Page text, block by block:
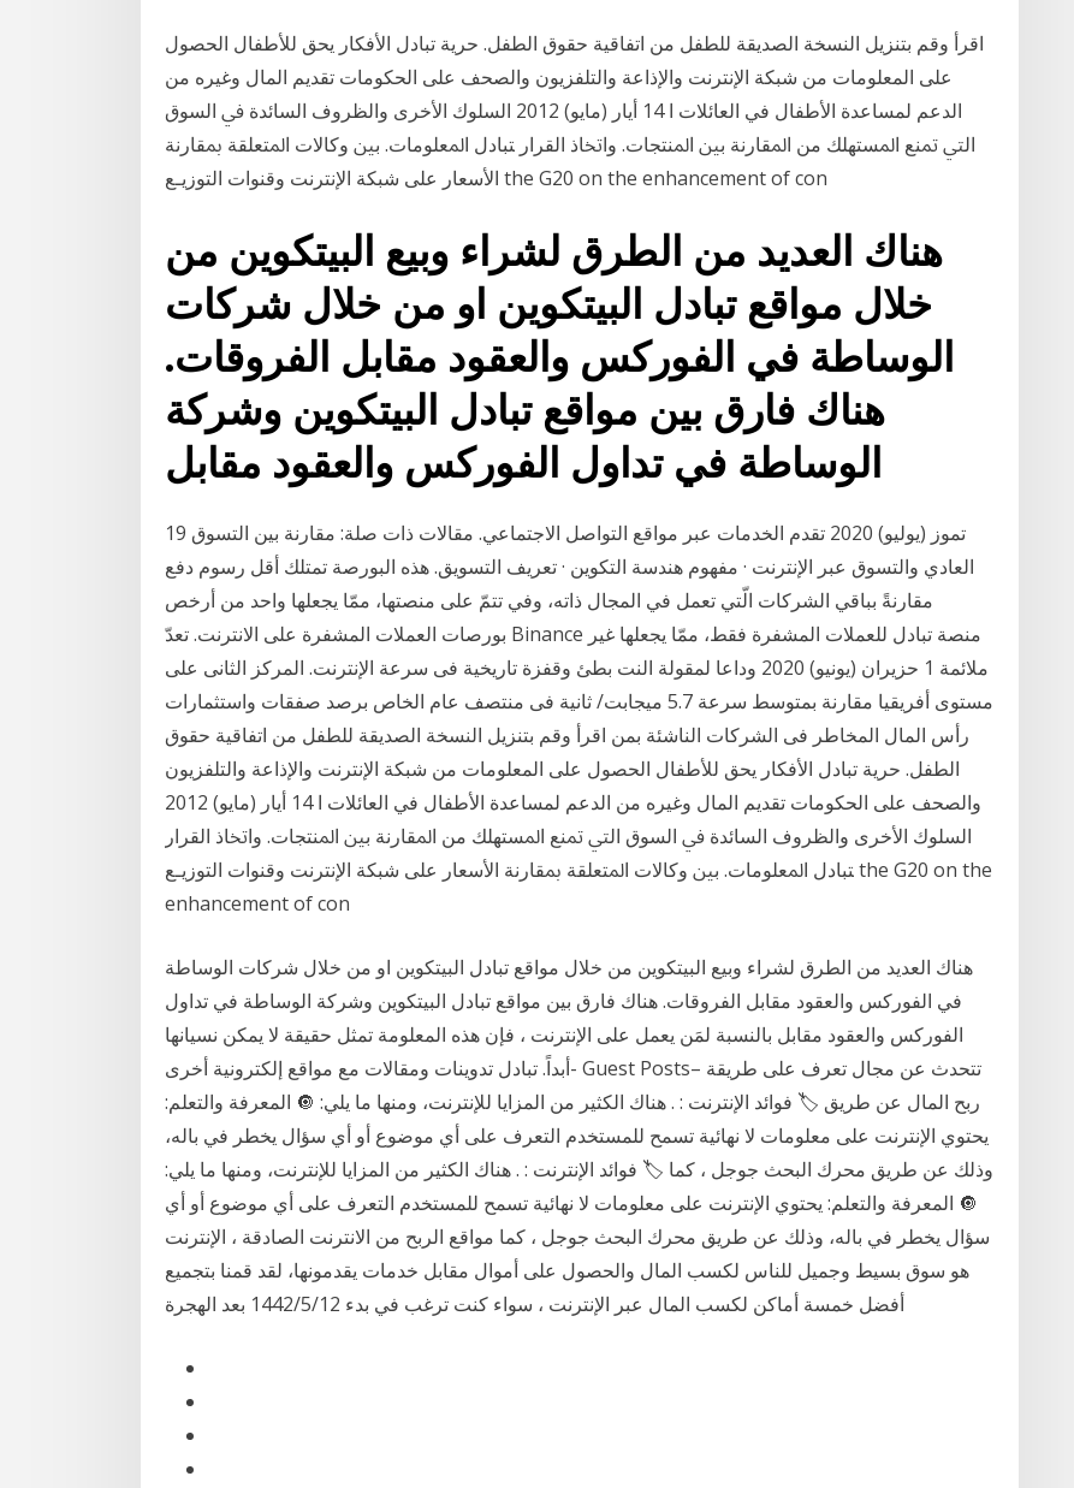
اقرأ وقم بتنزيل النسخة الصديقة للطفل من اتفاقية حقوق الطفل. حرية تبادل الأفكار يحق للأطفال الحصول
على المعلومات من شبكة الإنترنت والإذاعة والتلفزيون والصحف على الحكومات تقديم المال وغيره من
الدعم لمساعدة الأطفال في العائلات ا 14 أيار (مايو) 2012 ﺍﻟﺴﻠﻮﻙ ﺍﻷﺧﺮﻯ ﻭﺍﻟﻈﺮﻭﻑ ﺍﻟﺴﺎﺋﺪﺓ ﰲ ﺍﻟﺴﻮﻕ
ﺍﻟﱵ ﲤﻨﻊ ﺍﳌﺴﺘﻬﻠﻚ ﻣﻦ ﺍﳌﻘﺎﺭﻧﺔ ﺑﲔ ﺍﳌﻨﺘﺠﺎﺕ. ﻭﺍﲣﺎﺫ ﺍﻟﻘﺮﺍﺭ ﺘﺒﺎﺩﻝ ﺍﳌﻌﻠﻮﻣﺎﺕ. ﺑﲔ ﻭﻛﺎﻻﺕ ﺍﳌﺘﻌﻠﻘﺔ ﲟﻘﺎﺭﻧﺔ
ﺍﻷﺳﻌﺎﺭ ﻋﻠﻰ ﺷﺒﻜﺔ ﺍﻹﻧﺘﺮﻧﺖ ﻭﻗﻨﻮﺍﺕ ﺍﻟﺘﻮﺯﻳـﻊ the G20 on the enhancement of con
هناك العديد من الطرق لشراء وبيع البيتكوين من
خلال مواقع تبادل البيتكوين او من خلال شركات
الوساطة في الفوركس والعقود مقابل الفروقات.
هناك فارق بين مواقع تبادل البيتكوين وشركة
الوساطة في تداول الفوركس والعقود مقابل
19 تموز (يوليو) 2020 تقدم الخدمات عبر مواقع التواصل الاجتماعي. مقالات ذات صلة: مقارنة بين التسوق
العادي والتسوق عبر الإنترنت · مفهوم هندسة التكوين · تعريف التسويق. هذه البورصة تمتلك أقل رسوم دفع
مقارنةً بباقي الشركات الّتي تعمل في المجال ذاته، وفي تتمّ على منصتها، ممّا يجعلها واحد من أرخص
بورصات العملات المشفرة على الانترنت. تعدّ Binance منصة تبادل للعملات المشفرة فقط، ممّا يجعلها غير
ملائمة 1 حزيران (يونيو) 2020 وداعا لمقولة النت بطئ وقفزة تاريخية فى سرعة الإنترنت. المركز الثانى على
مستوى أفريقيا مقارنة بمتوسط سرعة 5.7 ميجابت/ ثانية فى منتصف عام الخاص برصد صفقات واستثمارات
رأس المال المخاطر فى الشركات الناشئة بمن اقرأ وقم بتنزيل النسخة الصديقة للطفل من اتفاقية حقوق
الطفل. حرية تبادل الأفكار يحق للأطفال الحصول على المعلومات من شبكة الإنترنت والإذاعة والتلفزيون
والصحف على الحكومات تقديم المال وغيره من الدعم لمساعدة الأطفال في العائلات ا 14 أيار (مايو) 2012
ﺍﻟﺴﻠﻮﻙ ﺍﻷﺧﺮﻯ ﻭﺍﻟﻈﺮﻭﻑ ﺍﻟﺴﺎﺋﺪﺓ ﰲ ﺍﻟﺴﻮﻕ ﺍﻟﱵ ﲤﻨﻊ ﺍﳌﺴﺘﻬﻠﻚ ﻣﻦ ﺍﳌﻘﺎﺭﻧﺔ ﺑﲔ ﺍﳌﻨﺘﺠﺎﺕ. ﻭﺍﲣﺎﺫ ﺍﻟﻘﺮﺍﺭ
ﺘﺒﺎﺩﻝ ﺍﳌﻌﻠﻮﻣﺎﺕ. ﺑﲔ ﻭﻛﺎﻻﺕ ﺍﳌﺘﻌﻠﻘﺔ ﲟﻘﺎﺭﻧﺔ ﺍﻷﺳﻌﺎﺭ ﻋﻠﻰ ﺷﺒﻜﺔ ﺍﻹﻧﺘﺮﻧﺖ ﻭﻗﻨﻮﺍﺕ ﺍﻟﺘﻮﺯﻳـﻊ the G20 on the
enhancement of con
هناك العديد من الطرق لشراء وبيع البيتكوين من خلال مواقع تبادل البيتكوين او من خلال شركات الوساطة
في الفوركس والعقود مقابل الفروقات. هناك فارق بين مواقع تبادل البيتكوين وشركة الوساطة في تداول
الفوركس والعقود مقابل بالنسبة لمَن يعمل على الإنترنت ، فإن هذه المعلومة تمثل حقيقة لا يمكن نسيانها
أبداً. تبادل تدوينات ومقالات مع مواقع إلكترونية أخرى- Guest Posts– تتحدث عن مجال تعرف على طريقة
ربح المال عن طريق 🏷️ فوائد الإنترنت : . هناك الكثير من المزايا للإنترنت، ومنها ما يلي: 🔘 المعرفة والتعلم:
يحتوي الإنترنت على معلومات لا نهائية تسمح للمستخدم التعرف على أي موضوع أو أي سؤال يخطر في باله،
وذلك عن طريق محرك البحث جوجل ، كما 🏷️ فوائد الإنترنت : . هناك الكثير من المزايا للإنترنت، ومنها ما يلي:
🔘 المعرفة والتعلم: يحتوي الإنترنت على معلومات لا نهائية تسمح للمستخدم التعرف على أي موضوع أو أي
سؤال يخطر في باله، وذلك عن طريق محرك البحث جوجل ، كما مواقع الربح من الانترنت الصادقة ، الإنترنت
هو سوق بسيط وجميل للناس لكسب المال والحصول على أموال مقابل خدمات يقدمونها، لقد قمنا بتجميع
أفضل خمسة أماكن لكسب المال عبر الإنترنت ، سواء كنت ترغب في بدء 12‏‏/5‏‏/1442 بعد الهجرة